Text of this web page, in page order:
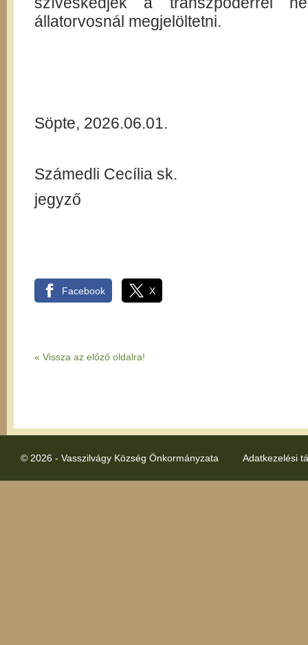
állatorvosnál megjelöltetni.
Söpte, 2026.06.01.
Számedli Cecília sk.
jegyző
Facebook X
« Vissza az előző oldalra!
© 2026 - Vasszilvágy Község Önkormányzata Adatkezelési